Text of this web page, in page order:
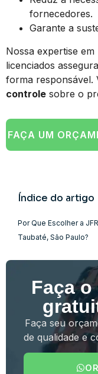
fornecedores.
Garante a
Nossa expertise
licenciados
forma responsável.
controle sobre o
FAÇA UM
Índice do artigo
Por Que Escolher a
Taubaté, São Paulo?
Faça
Faça seu
de qualidade e